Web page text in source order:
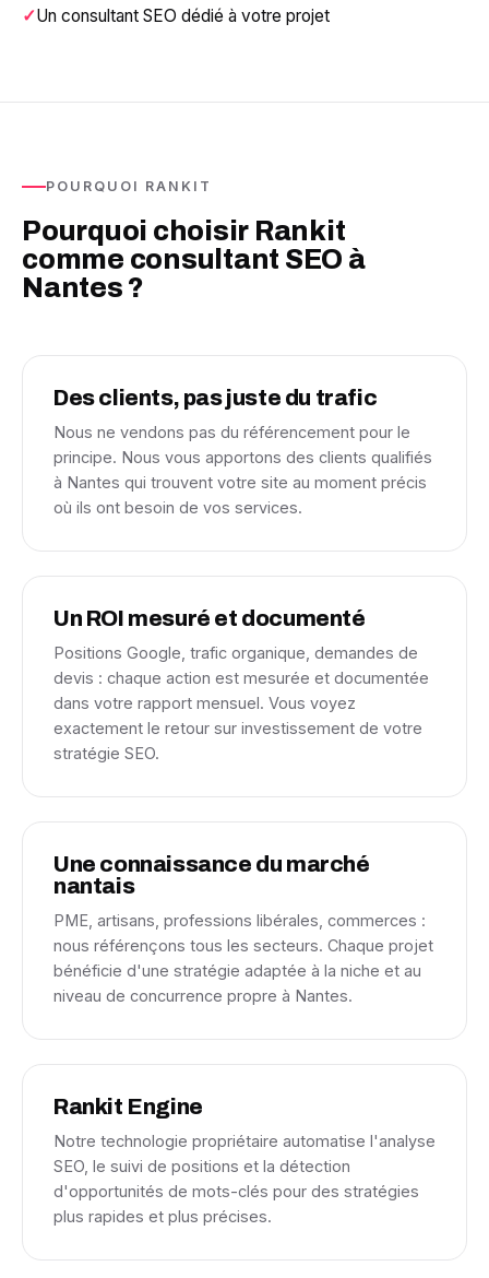
Un consultant SEO dédié à votre projet
POURQUOI RANKIT
Pourquoi choisir Rankit
comme consultant SEO à
Nantes ?
Des clients, pas juste du trafic
Nous ne vendons pas du référencement pour le
principe. Nous vous apportons des clients qualifiés
à Nantes qui trouvent votre site au moment précis
où ils ont besoin de vos services.
Un ROI mesuré et documenté
Positions Google, trafic organique, demandes de
devis : chaque action est mesurée et documentée
dans votre rapport mensuel. Vous voyez
exactement le retour sur investissement de votre
stratégie SEO.
Une connaissance du marché
nantais
PME, artisans, professions libérales, commerces :
nous référençons tous les secteurs. Chaque projet
bénéficie d'une stratégie adaptée à la niche et au
niveau de concurrence propre à Nantes.
Rankit Engine
Notre technologie propriétaire automatise l'analyse
SEO, le suivi de positions et la détection
d'opportunités de mots-clés pour des stratégies
plus rapides et plus précises.